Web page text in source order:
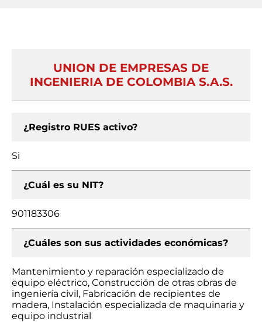
UNION DE EMPRESAS DE
INGENIERIA DE COLOMBIA S.A.S.
¿Registro RUES activo?
Si
¿Cuál es su NIT?
901183306
¿Cuáles son sus actividades económicas?
Mantenimiento y reparación especializado de
equipo eléctrico, Construcción de otras obras de
ingeniería civil, Fabricación de recipientes de
madera, Instalación especializada de maquinaria y
equipo industrial